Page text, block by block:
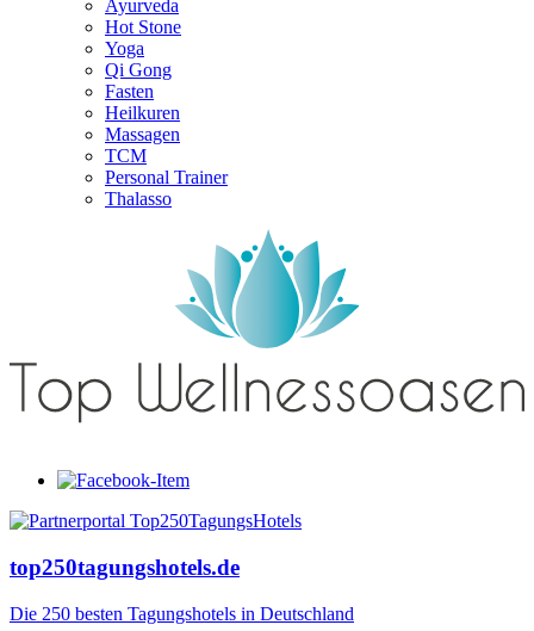
Ayurveda
Hot Stone
Yoga
Qi Gong
Fasten
Heilkuren
Massagen
TCM
Personal Trainer
Thalasso
top250tagungshotels.de
Die 250 besten Tagungshotels in Deutschland